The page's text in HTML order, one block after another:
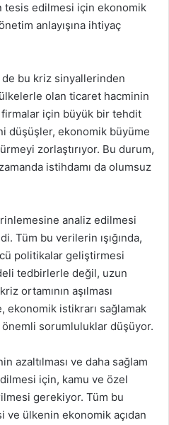
tesis edilmesi için ekonomik
anlayışına ihtiyaç
bu kriz sinyallerinden
olan ticaret hacminin
için büyük bir tehdit
düşüşler, ekonomik büyüme
zorlaştırıyor. Bu durum,
istihdamı da olumsuz
analiz edilmesi
Tüm bu verilerin ışığında,
politikalar geliştirmesi
tedbirlerle değil, uzun
ortamının aşılması
ekonomik istikrarı sağlamak
sorumluluklar düşüyor.
azaltılması ve daha sağlam
için, kamu ve özel
gerekiyor. Tüm bu
ülkenin ekonomik açıdan